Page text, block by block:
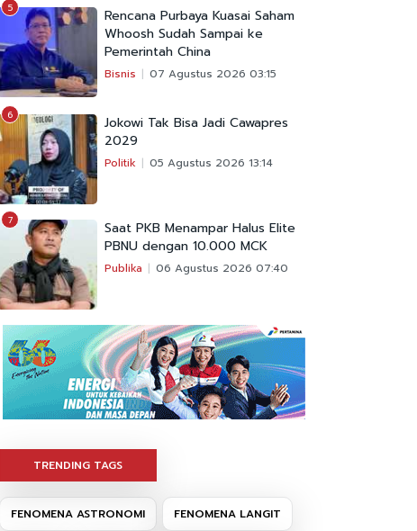
5
Rencana Purbaya Kuasai Saham
Whoosh Sudah Sampai ke
Pemerintah China
Bisnis 07 Agustus 2026 03:15
6
Jokowi Tak Bisa Jadi Cawapres
2029
Politik 05 Agustus 2026 13:14
7
Saat PKB Menampar Halus Elite
PBNU dengan 10.000 MCK
Publika 06 Agustus 2026 07:40
TRENDING TAGS
FENOMENA ASTRONOMI FENOMENA LANGIT